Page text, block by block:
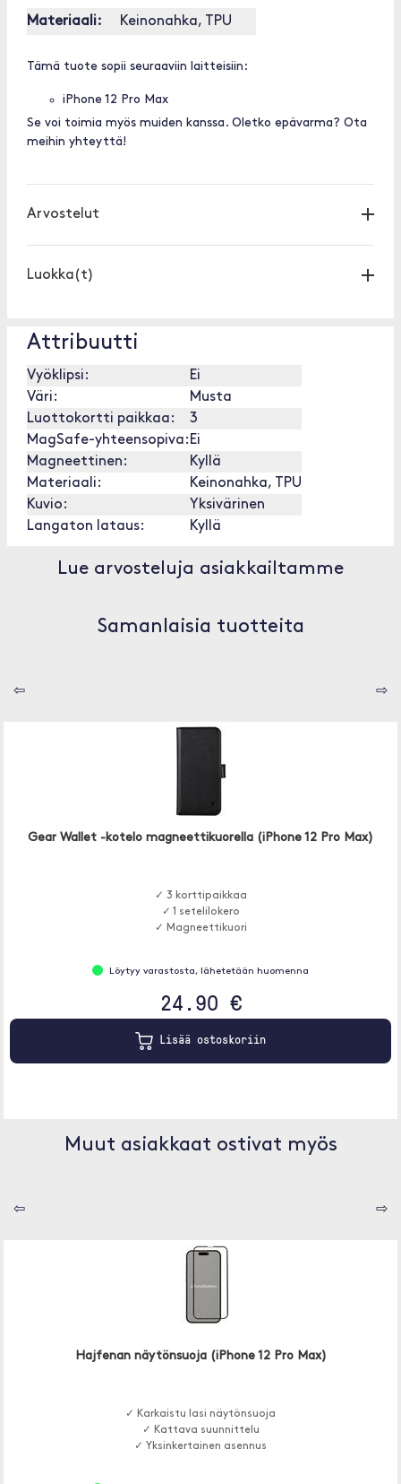
Materiaali:
Keinonahka, TPU
Tämä tuote sopii seuraaviin laitteisiin:
iPhone 12 Pro Max
Se voi toimia myös muiden kanssa. Oletko epävarma? Ota
meihin yhteyttä!
Arvostelut
Luokka(t)
Attribuutti
Vyöklipsi:
Ei
Väri:
Musta
Luottokortti paikkaa:
3
MagSafe-yhteensopiva: Ei
Magneettinen:
Kyllä
Materiaali:
Keinonahka, TPU
Kuvio:
Yksivärinen
Langaton lataus:
Kyllä
Lue arvosteluja asiakkailtamme
Samanlaisia tuotteita
⇦ ⇨
Gear Wallet -kotelo magneettikuorella (iPhone 12 Pro Max)
✓ 3 korttipaikkaa
✓ 1 setelilokero
✓ Magneettikuori
Löytyy varastosta, lähetetään huomenna
24.90 €
Lisää ostoskoriin
Muut asiakkaat ostivat myös
⇦ ⇨
Hajfenan näytönsuoja (iPhone 12 Pro Max)
✓ Karkaistu lasi näytönsuoja
✓ Kattava suunnittelu
✓ Yksinkertainen asennus